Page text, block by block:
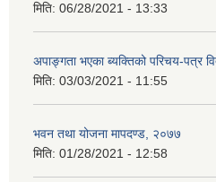
मिति: 06/28/2021 - 13:33
अपाङ्गता भएका ब्यक्तिको परिचय-पत्र
मिति: 03/03/2021 - 11:55
भवन तथा योजना मापदण्ड, २०७७
मिति: 01/28/2021 - 12:58